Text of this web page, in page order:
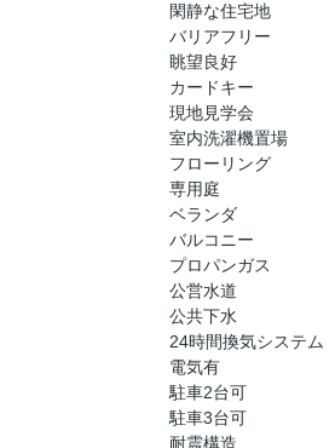
閑静な住宅地
バリアフリー
眺望良好
カードキー
現地見学会
室内洗濯機置場
フローリング
専用庭
ベランダ
バルコニー
プロパンガス
公営水道
公共下水
24時間換気システム
電気有
駐車2台可
駐車3台可
耐震構造